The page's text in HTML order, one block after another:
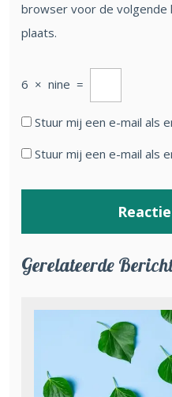
browser voor de volgende
plaats.
6 × nine =
Stuur mij een e-mail als
Stuur mij een e-mail als
Gerelateerde